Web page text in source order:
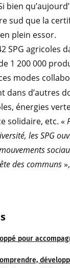
pour
bien
sud que la
plein essor.
SPG agricoles
1 200 000
modes
dans d’autres
énergies
solidaire, etc. «
les SPG
des communs